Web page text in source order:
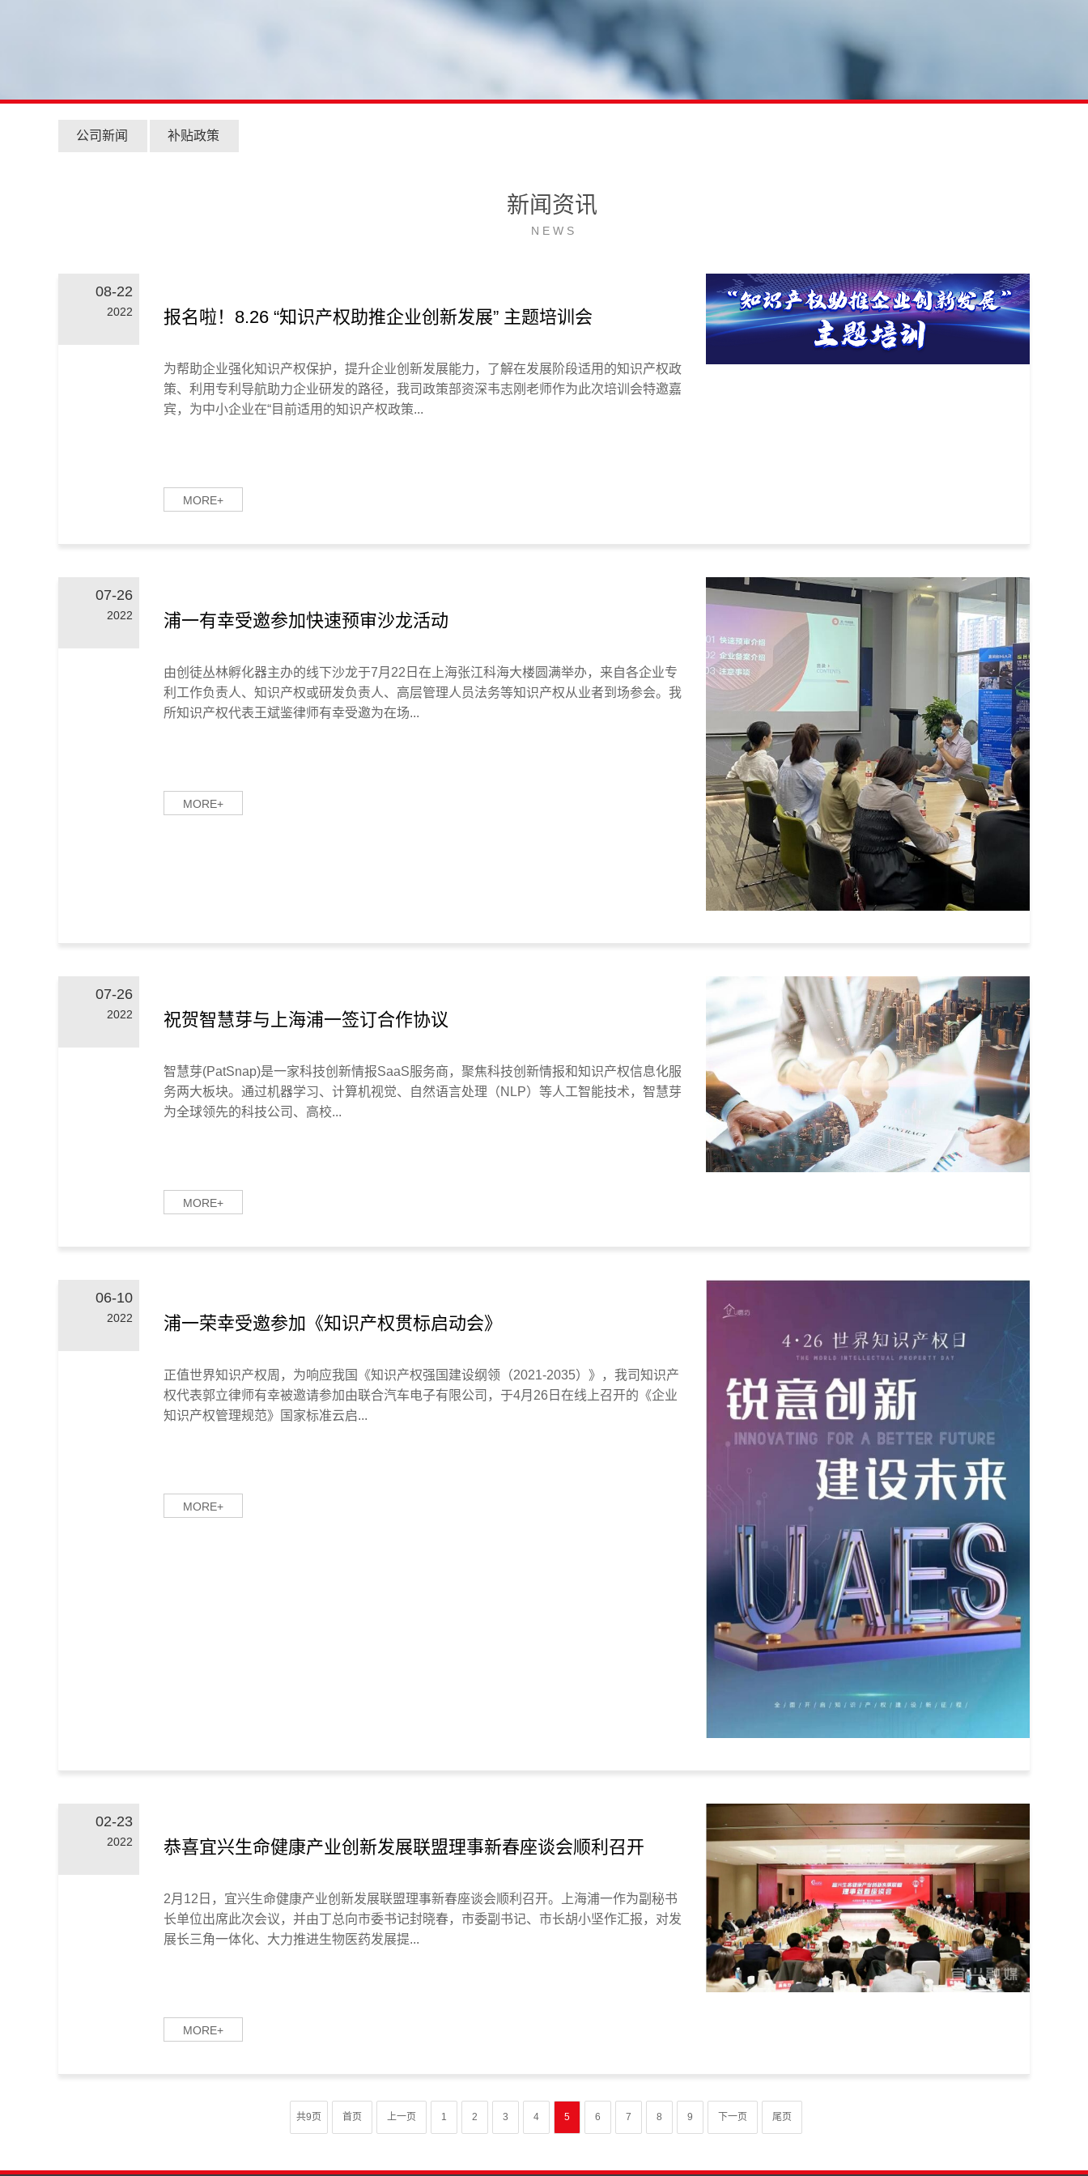
公司新闻 补贴政策
新闻资讯
N E W S
08-22
2022 报名啦！8.26 “知识产权助推企业创新发展” 主题培训会
为帮助企业强化知识产权保护，提升企业创新发展能力，了解在发展阶段适用的知识产权政
策、利用专利导航助力企业研发的路径，我司政策部资深韦志刚老师作为此次培训会特邀嘉
宾，为中小企业在“目前适用的知识产权政策...
MORE+
07-26
2022 浦一有幸受邀参加快速预审沙龙活动
由创徒丛林孵化器主办的线下沙龙于7月22日在上海张江科海大楼圆满举办，来自各企业专
利工作负责人、知识产权或研发负责人、高层管理人员法务等知识产权从业者到场参会。我
所知识产权代表王斌鉴律师有幸受邀为在场...
MORE+
07-26
2022 祝贺智慧芽与上海浦一签订合作协议
智慧芽(PatSnap)是一家科技创新情报SaaS服务商，聚焦科技创新情报和知识产权信息化服
务两大板块。通过机器学习、计算机视觉、自然语言处理（NLP）等人工智能技术，智慧芽
为全球领先的科技公司、高校...
MORE+
06-10
2022 浦一荣幸受邀参加《知识产权贯标启动会》
正值世界知识产权周，为响应我国《知识产权强国建设纲领（2021-2035）》，我司知识产
权代表郭立律师有幸被邀请参加由联合汽车电子有限公司，于4月26日在线上召开的《企业
知识产权管理规范》国家标准云启...
MORE+
02-23
2022 恭喜宜兴生命健康产业创新发展联盟理事新春座谈会顺利召开
2月12日，宜兴生命健康产业创新发展联盟理事新春座谈会顺利召开。上海浦一作为副秘书
长单位出席此次会议，并由丁总向市委书记封晓春，市委副书记、市长胡小坚作汇报，对发
展长三角一体化、大力推进生物医药发展提...
MORE+
共9页 首页 上一页 1 2 3 4 5 6 7 8 9 下一页 尾页